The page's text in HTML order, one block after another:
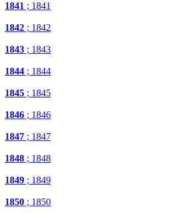
1841 ; 1841
1842 ; 1842
1843 ; 1843
1844 ; 1844
1845 ; 1845
1846 ; 1846
1847 ; 1847
1848 ; 1848
1849 ; 1849
1850 ; 1850